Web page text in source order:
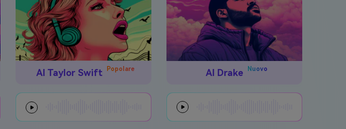
AI Taylor Swift Popolare AI Drake Nuovo